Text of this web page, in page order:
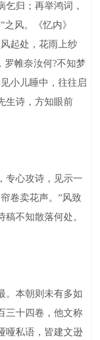
归；再举鸿词，
风。《忆内》
起处，花雨上纱
罗帷奈汝何?不知梦
小儿睡中，往往启
生诗，方知眼前
心攻诗，见示一
卷卖花声。”风致
不知散落何处。
本朝则未有多如
三十四卷，他文称
哑私语，皆建文逊